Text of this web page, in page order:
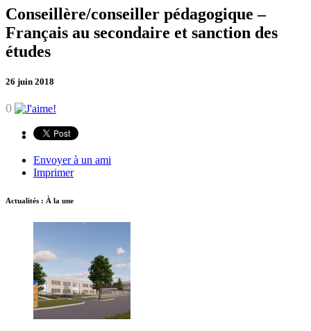
Conseillère/conseiller pédagogique –
Français au secondaire et sanction des
études
26 juin 2018
0
Envoyer à un ami
Imprimer
Actualités : À la une